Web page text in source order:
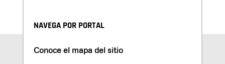
NAVEGA POR PORTAL
Conoce el mapa del sitio